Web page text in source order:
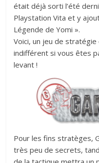
était déjà sorti l’été
Playstation Vita et y
Légende de Yomi ».
Voici, un jeu de
indifférent si vous êtes
levant !
Pour les fins stratèges,
très peu de secrets,